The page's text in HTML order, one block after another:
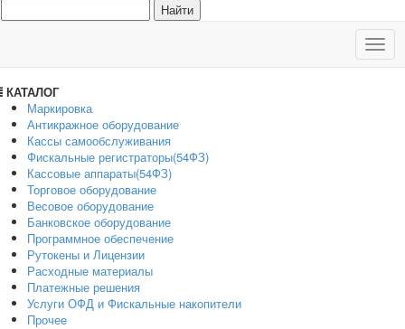
КАТАЛОГ
Маркировка
Антикражное оборудование
Кассы самообслуживания
Фискальные регистраторы(54ФЗ)
Кассовые аппараты(54ФЗ)
Торговое оборудование
Весовое оборудование
Банковское оборудование
Программное обеспечение
Рутокены и Лицензии
Расходные материалы
Платежные решения
Услуги ОФД и Фискальные накопители
Прочее